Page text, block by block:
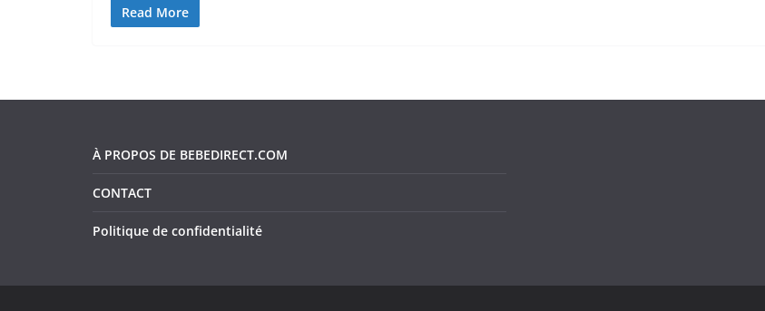
Read More
À PROPOS DE BEBEDIRECT.COM
CONTACT
Politique de confidentialité